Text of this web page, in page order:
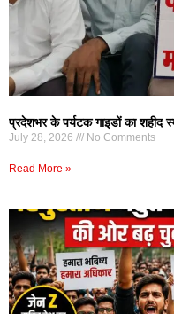
प्रदेशभर के पर्यटक गाइडों का शहीद
July 28, 2026 No Comments
Read More »